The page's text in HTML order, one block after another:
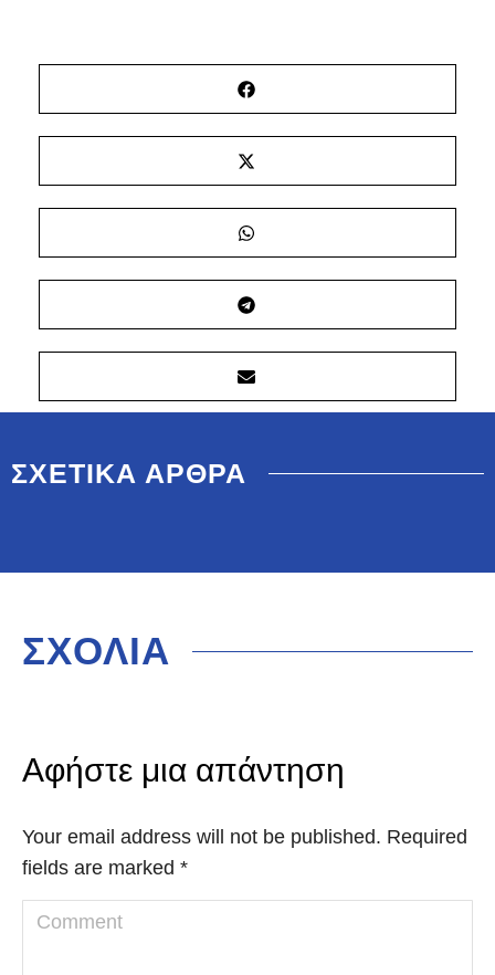
ΣΧΕΤΙΚΑ ΑΡΘΡΑ
ΣΧΟΛΙΑ
Αφήστε μια απάντηση
Your email address will not be published. Required
fields are marked *
Comment